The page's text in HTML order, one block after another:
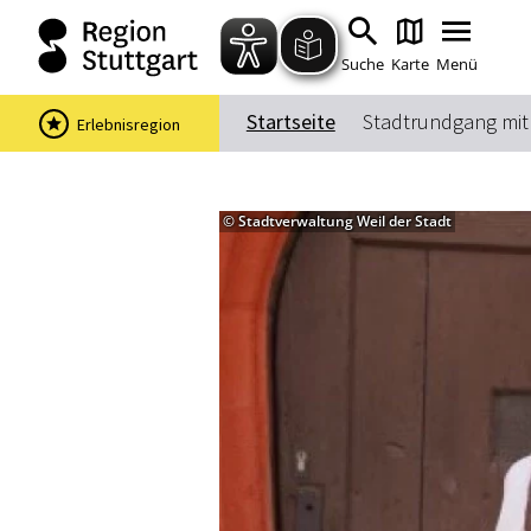
Suche Karte Menü
Startseite Stadtrundgang
Erlebnisregion
© Stadtverwaltung Weil der Stadt